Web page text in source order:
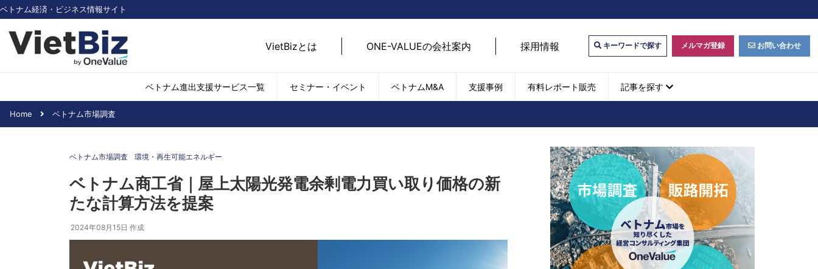
ベトナム経済・ビジネス情報サイト
VietBizとは ONE-VALUEの会社案内 採用情報 キーワードで探す メルマガ登録 お問い合わせ
ベトナム進出支援サービス一覧 セミナー・イベント ベトナムM&A 支援事例 有料レポート販売 記事を探す
日用消費・小売
デジタル経済・IT
不動産・建設
アパレル
SDGs・ESG
外国直接投資（FDI）
現地パートナー探索
デジタルマーケティング・
web広告
M&A動向
ベトナム企業買収・出資
Home ベトナム市場調査
ベトナム市場調査 環境・再生可能エネルギー
ベトナム商工省｜屋上太陽光発電余剰電力買い取り価格の新
たな計算方法を提案
2024年08月15日 作成